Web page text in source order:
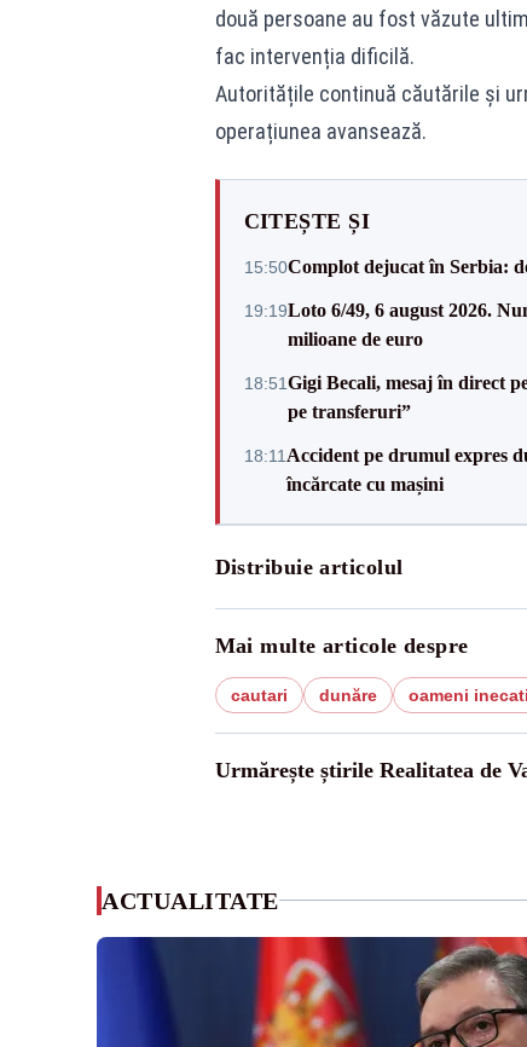
două persoane au fost văzute
fac intervenția dificilă.
Autoritățile continuă căutările și
operațiunea avansează.
CITEȘTE ȘI
15:50Complot dejucat în Serbia:
19:19Loto 6/49, 6 august 2026.
milioane de euro
18:51Gigi Becali, mesaj în direct
pe transferuri”
18:11 Accident pe drumul expres
încărcate cu mașini
Distribuie articolul
Mai multe articole despre
cautari dunăre oameni inecati
Urmărește știrile Realitatea de
ACTUALITATE